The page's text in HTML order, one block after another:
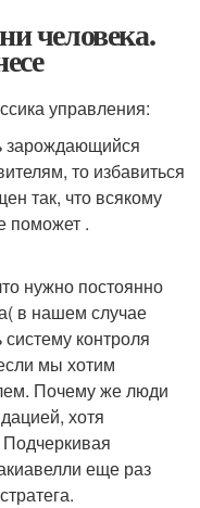
человека.
управления:
зарождающийся
то избавиться
так, что всякому
поможет .
нужно постоянно
в нашем случае
контроля
мы хотим
Почему же люди
хотя
Подчеркивая
еще раз